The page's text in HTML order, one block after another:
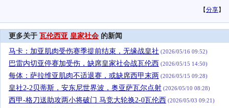
【分享】
更多关于 瓦伦西亚 皇家社会 的新闻
马卡：加亚肌肉受伤赛季提前结束，无缘战皇社 (2026/05/16 09:52)
巴雷内切亚停赛加受伤，缺席皇家社会战瓦伦西 (2026/05/15 14:50)
每体：萨拉维亚肌肉不适退赛，或缺席西甲末两 (2026/05/15 09:28)
皇社2-2贝蒂斯，安东尼世界波，奥亚萨瓦尔点射 (2026/05/10 08:28)
西甲-格刀送助攻两小将破门 马竞大轮换2-0瓦伦西 (2026/05/03 09:21)